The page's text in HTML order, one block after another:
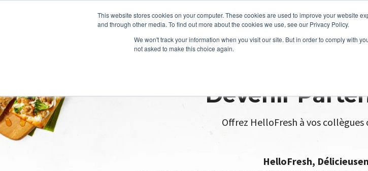
This website stores cookies on your computer. These cookies are used to improve your website
and through other media. To find out more about the cookies we use, see our Privacy Policy.
We won't track your information when you visit our site. But in order to comply with
not asked to make this choice again.
Devenir
Offrez HelloFresh à vos
HelloFresh,